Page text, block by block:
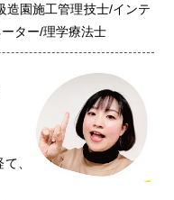
造園施工管理技士/インテ
ター/理学療法士
、